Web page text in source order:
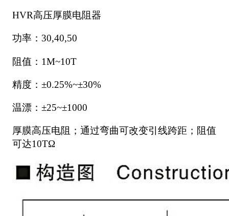
HVR高压厚膜电阻器
功率：30,40,50
阻值：1M~10T
精度：±0.25%~±30%
温漂：±25~±1000
厚膜高压电阻；通过弯曲可改变引线跨距；阻值
可达10TΩ